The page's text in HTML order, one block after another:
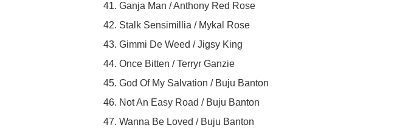
41. Ganja Man / Anthony Red Rose
42. Stalk Sensimillia / Mykal Rose
43. Gimmi De Weed / Jigsy King
44. Once Bitten / Terryr Ganzie
45. God Of My Salvation / Buju Banton
46. Not An Easy Road / Buju Banton
47. Wanna Be Loved / Buju Banton